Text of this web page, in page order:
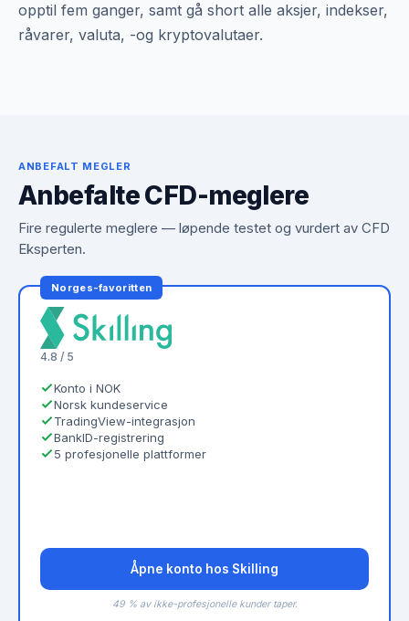
opptil fem ganger, samt gå short alle aksjer, indekser,
råvarer, valuta, -og kryptovalutaer.
ANBEFALT MEGLER
Anbefalte CFD-meglere
Fire regulerte meglere — løpende testet og vurdert av CFD
Eksperten.
Norges-favoritten
4.8 / 5
Konto i NOK
Norsk kundeservice
TradingView-integrasjon
BankID-registrering
5 profesjonelle plattformer
Åpne konto hos Skilling
49 % av ikke-profesjonelle kunder taper.